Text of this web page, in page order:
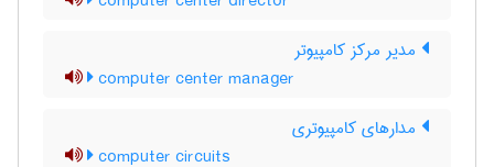
مدیر مرکز کامپیوتر
computer center manager
مدارهای کامپیوتری
computer circuits